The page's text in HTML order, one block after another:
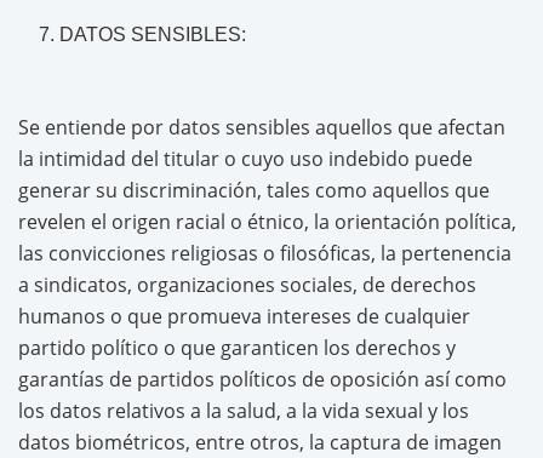
DATOS SENSIBLES:
Se entiende por datos sensibles aquellos que afectan
la intimidad del titular o cuyo uso indebido puede
generar su discriminación, tales como aquellos que
revelen el origen racial o étnico, la orientación política,
las convicciones religiosas o filosóficas, la pertenencia
a sindicatos, organizaciones sociales, de derechos
humanos o que promueva intereses de cualquier
partido político o que garanticen los derechos y
garantías de partidos políticos de oposición así como
los datos relativos a la salud, a la vida sexual y los
datos biométricos, entre otros, la captura de imagen